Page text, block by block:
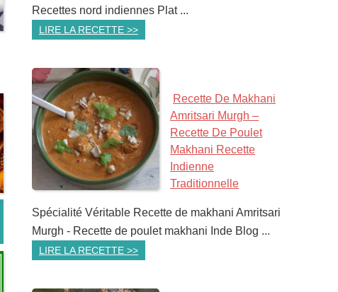
Recettes nord indiennes Plat ...
LIRE LA RECETTE >>
Recette De Makhani
Amritsari Murgh –
Recette De Poulet
Makhani Recette
Indienne
Traditionnelle
Spécialité Véritable Recette de makhani Amritsari
Murgh - Recette de poulet makhani Inde Blog ...
LIRE LA RECETTE >>